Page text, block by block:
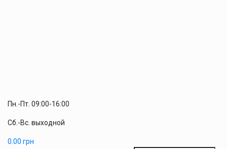
Пн.-Пт. 09:00-16:00
Сб.-Вс. выходной
0.00 грн